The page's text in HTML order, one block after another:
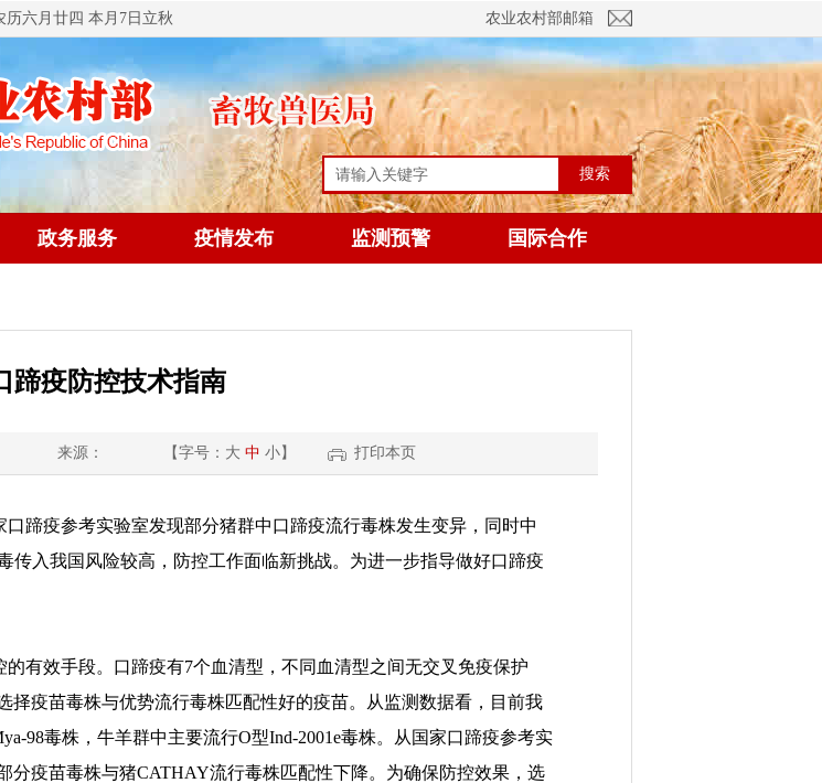
历六月廿四 本月7日立秋 农业农村部邮箱
搜索
政务服务 疫情发布 监测预警 国际合作
蹄疫防控技术指南
来源： 【字号： 大 中 小】 打印本页
蹄疫参考实验室发现部分猪群中口蹄疫流行毒株发生变异，同时中
传入我国风险较高，防控工作面临新挑战。为进一步指导做好口蹄疫
有效手段。 口蹄疫有7个血清型，不同血清型之间无交叉免疫保护
择疫苗毒株与优势流行毒株匹配性好的疫苗。从监测数据看，目前我
98毒株，牛羊群中主要流行O型Ind-2001e毒株。 从 国家口蹄疫参考实
分疫苗毒株与猪CATHAY流行毒株匹配性下降。为确保防控效果， 选